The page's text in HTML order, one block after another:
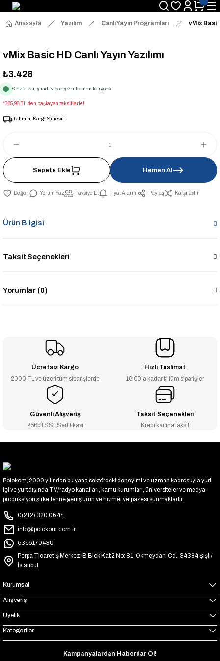
Anasayfa Yazılım Canlı Yayın Programları vMix Basic
vMix Basic HD Canlı Yayın Yazılımı
₺3.428
Stokta var, şimdi sipariş ver hemen kargoda
*365,98 TL den başlayan taksitlerle!
Tahmini Kargo Süresi :
Sepete Ekle Hemen Al
Yorum Yaz Tavsiye Et Fiyat Alarmı Paylaş Karşılaştır
Ürün Bilgisi
Taksit Seçenekleri
Yorumlar (0)
Ücretsiz Kargo
2000 TL ve üzeri tüm siparişlerde
Hızlı Teslimat
16:00’a kadar ki tüm siparişler
Güvenli Alışveriş
256bit SSL Sertifikası
Taksit Seçenekleri
Kredi kartına taksit
Polokom, 2000 yılından bu yana sektördeki deneyimi ve uzman kadrosuyla yurt
içi ve yurt dışında TV/radyo kanalları, kamu kurumları, üniversiteler ve medya-
prodüksiyon şirketlerine geniş ürün ve hizmet yelpazesi sunmaktadır.
0(212) 320 06 44
info@polokom.com.tr
5365170430
Perpa Ticaret İş Merkezi B Blok Kat:2 No: 81, Okmeydanı Cd., 34384 Şişli/
İstanbul
Kurumsal
Alışveriş
Üyelik
Kategoriler
Kampanyalardan Haberdar Ol!